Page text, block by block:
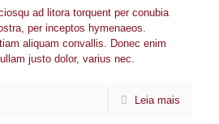
ad litora torquent per conubia
per inceptos hymenaeos.
aliquam convallis. Donec enim
justo dolor, varius nec.
Leia mais